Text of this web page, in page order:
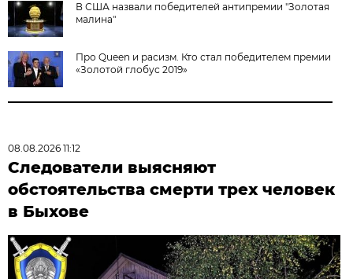
В США назвали победителей антипремии "Золотая
малина"
Про Queen и расизм. Кто стал победителем премии
«Золотой глобус 2019»
08.08.2026 11:12
Следователи выясняют
обстоятельства смерти трех человек
в Быхове